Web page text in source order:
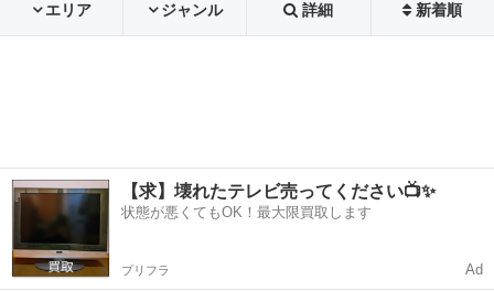
エリア ジャンル 詳細 新着順
【求】壊れたテレビ売ってください📺✨
状態が悪くてもOK！最大限買取します
プリフラ Ad